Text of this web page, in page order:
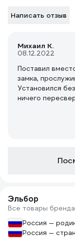
Написать отзыв
Михаил К.
08.12.2022
Поставил
замка,
Установился
ничего
Эльбор
Все товары бренда
Россия —
Россия —